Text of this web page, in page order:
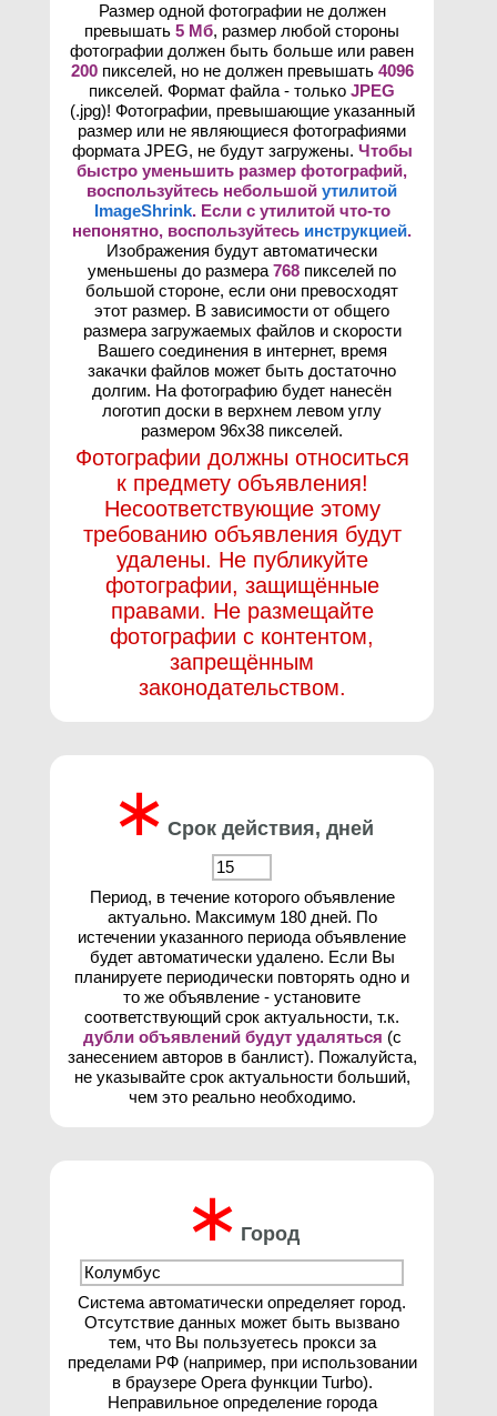
Размер одной фотографии не должен
превышать 5 Мб, размер любой стороны
фотографии должен быть больше или равен
200пикселей, но не должен превышать 4096
пикселей. Формат файла - только JPEG
(.jpg)! Фотографии, превышающие указанный
размер или не являющиеся фотографиями
формата JPEG, не будут загружены. Чтобы
быстро уменьшить размер фотографий,
воспользуйтесь небольшой утилитой
ImageShrink. Если с утилитой что-то
непонятно, воспользуйтесь инструкцией.
Изображения будут автоматически
уменьшены до размера 768 пикселей по
большой стороне, если они превосходят
этот размер. В зависимости от общего
размера загружаемых файлов и скорости
Вашего соединения в интернет, время
закачки файлов может быть достаточно
долгим. На фотографию будет нанесён
логотип доски в верхнем левом углу
размером 96х38 пикселей.
Фотографии должны относиться
к предмету объявления!
Несоответствующие этому
требованию объявления будут
удалены. Не публикуйте
фотографии, защищённые
правами. Не размещайте
фотографии с контентом,
запрещённым
законодательством.
∗ Срок действия, дней
Период, в течение которого объявление
актуально. Максимум 180 дней. По
истечении указанного периода объявление
будет автоматически удалено. Если Вы
планируете периодически повторять одно и
то же объявление - установите
соответствующий срок актуальности, т.к.
дубли объявлений будут удаляться (с
занесением авторов в банлист). Пожалуйста,
не указывайте срок актуальности больший,
чем это реально необходимо.
∗ Город
Система автоматически определяет город.
Отсутствие данных может быть вызвано
тем, что Вы пользуетесь прокси за
пределами РФ (например, при использовании
в браузере Opera функции Turbo).
Неправильное определение города